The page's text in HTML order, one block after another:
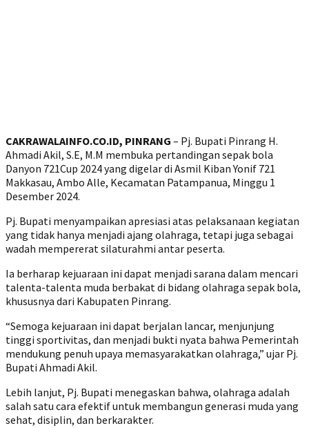
CAKRAWALAINFO.CO.ID, PINRANG – Pj. Bupati Pinrang H.
Ahmadi Akil, S.E, M.M membuka pertandingan sepak bola
Danyon 721Cup 2024 yang digelar di Asmil Kiban Yonif 721
Makkasau, Ambo Alle, Kecamatan Patampanua, Minggu 1
Desember 2024.
Pj. Bupati menyampaikan apresiasi atas pelaksanaan kegiatan
yang tidak hanya menjadi ajang olahraga, tetapi juga sebagai
wadah mempererat silaturahmi antar peserta.
Ia berharap kejuaraan ini dapat menjadi sarana dalam mencari
talenta-talenta muda berbakat di bidang olahraga sepak bola,
khususnya dari Kabupaten Pinrang.
“Semoga kejuaraan ini dapat berjalan lancar, menjunjung
tinggi sportivitas, dan menjadi bukti nyata bahwa Pemerintah
mendukung penuh upaya memasyarakatkan olahraga,” ujar Pj.
Bupati Ahmadi Akil.
Lebih lanjut, Pj. Bupati menegaskan bahwa, olahraga adalah
salah satu cara efektif untuk membangun generasi muda yang
sehat, disiplin, dan berkarakter.